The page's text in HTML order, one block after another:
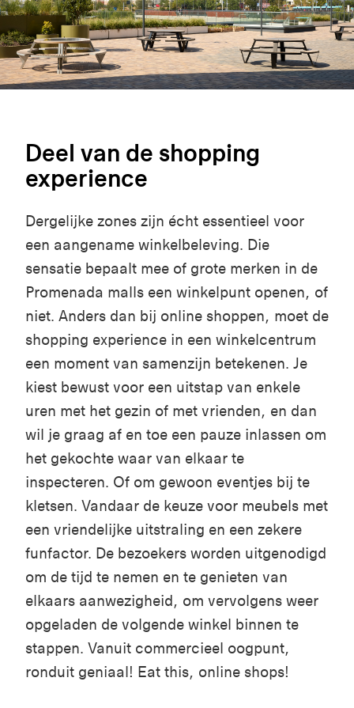
Deel van de shopping
experience
Dergelijke zones zijn écht essentieel voor
een aangename winkelbeleving. Die
sensatie bepaalt mee of grote merken in de
Promenada malls een winkelpunt openen, of
niet. Anders dan bij online shoppen, moet de
shopping experience in een winkelcentrum
een moment van samenzijn betekenen. Je
kiest bewust voor een uitstap van enkele
uren met het gezin of met vrienden, en dan
wil je graag af en toe een pauze inlassen om
het gekochte waar van elkaar te
inspecteren. Of om gewoon eventjes bij te
kletsen. Vandaar de keuze voor meubels met
een vriendelijke uitstraling en een zekere
funfactor. De bezoekers worden uitgenodigd
om de tijd te nemen en te genieten van
elkaars aanwezigheid, om vervolgens weer
opgeladen de volgende winkel binnen te
stappen. Vanuit commercieel oogpunt,
ronduit geniaal! Eat this, online shops!